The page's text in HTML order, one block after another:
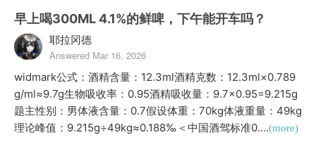
早上喝300ML 4.1%的鲜啤，下午能开车吗？
耶拉冈德
Answered Mar 16, 2026
widmark公式：酒精含量：12.3ml酒精克数：12.3ml×0.789
g/ml≈9.7g生物吸收率：0.95酒精吸收量：9.7×0.95=9.215g
题主性别：男体液含量：0.7假设体重：70kg体液重量：49kg
理论峰值：9.215g÷49kg≈0.188‰＜中国酒驾标准0....(more)